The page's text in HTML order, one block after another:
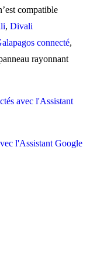
compatible
, Divali
connecté,
rayonnant
avec l'Assistant
l'Assistant Google